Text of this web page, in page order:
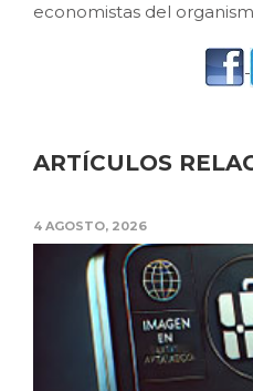
economistas del
ARTÍCULOS
4 AGOSTO, 2026